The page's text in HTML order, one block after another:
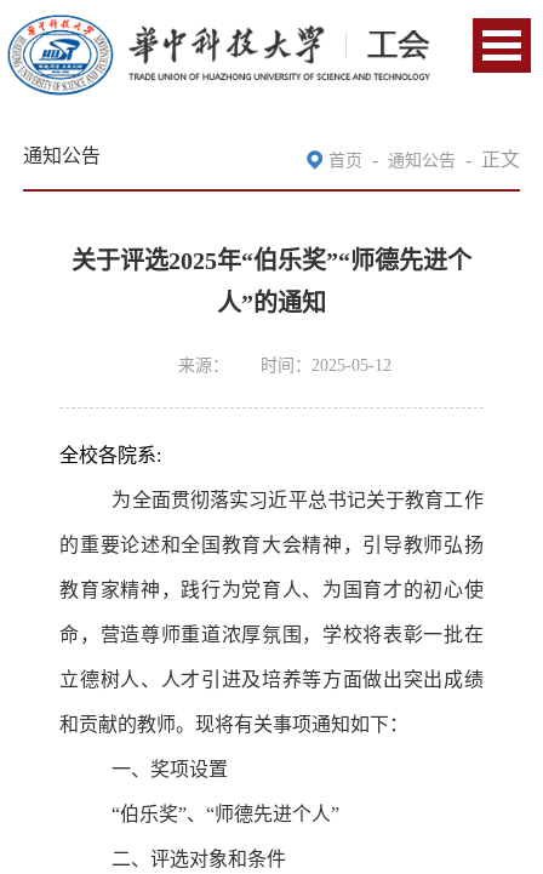
通知公告 首页 - 通知公告 - 正文
关于评选2025年“伯乐奖”“师德先进个
人”的通知
来源： 时间：2025-05-12
全校各院系:
为全面贯彻落实习近平总书记关于教育工作
的重要论述和全国教育大会精神，引导教师弘扬
教育家精神，践行为党育人、为国育才的初心使
命，营造尊师重道浓厚氛围，学校将表彰一批在
立德树人、人才引进及培养等方面做出突出成绩
和贡献的教师。现将有关事项通知如下：
一、奖项设置
“伯乐奖”、“师德先进个人”
二、评选对象和条件